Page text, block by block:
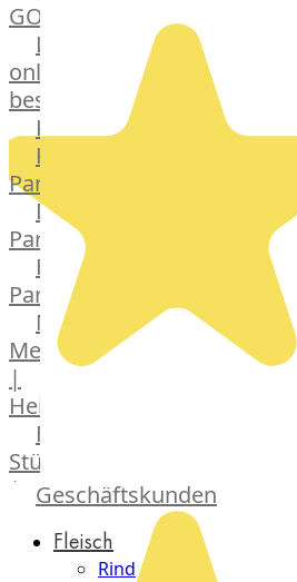
GOURMET
Lebensmittel
online
bestellen
Karriere
Kochschul-
Partner
Depot-
Partner
Frischetheken-
Partner
Männer
Metzger
|
Heinsberg
Feinkost
Stüttgen
|
The
Geschäftskunden
Fleisch
Rind